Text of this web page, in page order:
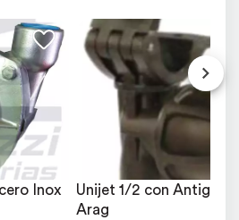
Inox
Unijet 1/2 con
Arag